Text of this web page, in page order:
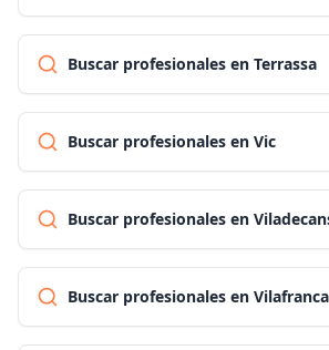
Buscar profesionales en Terrassa
Buscar profesionales en Vic
Buscar profesionales en
Buscar profesionales en